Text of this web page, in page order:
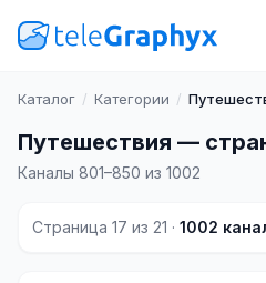
Каталог / Категории /
Путешествия —
Каналы 801–850 из 1002
Страница 17 из 21 · 1002